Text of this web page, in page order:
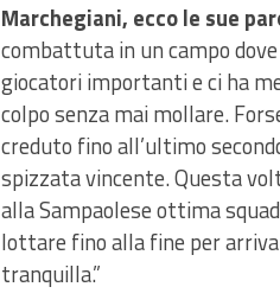
Marchegiani, ecco le sue
combattuta in un campo
giocatori importanti e ci ha
colpo senza mai mollare.
creduto fino all’ultimo
spizzata vincente. Questa
alla Sampaolese ottima
lottare fino alla fine per
tranquilla.”